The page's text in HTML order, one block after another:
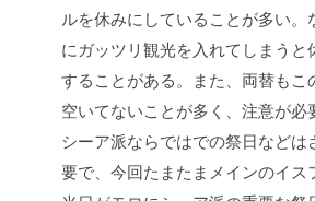
ルを休みにしていることが多い。
にガッツリ観光を入れてしまうと
することがある。また、両替もこ
空いてないことが多く、注意が必
シーア派ならではでの祭日などは
要で、今回たまたまメインのイス